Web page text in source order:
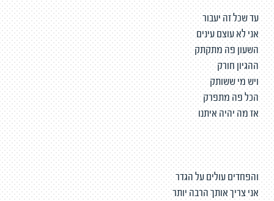
עד שכל זה יעבור
אני לא עוצם עינים
השעון פה מתקתק
ההגיון חורק
ויש מי ששותק
הכל פה מתפרק
אז מה יהיה איתנו
והפחדים עולים על הגדר
אני צריך אותך הרבה יותר